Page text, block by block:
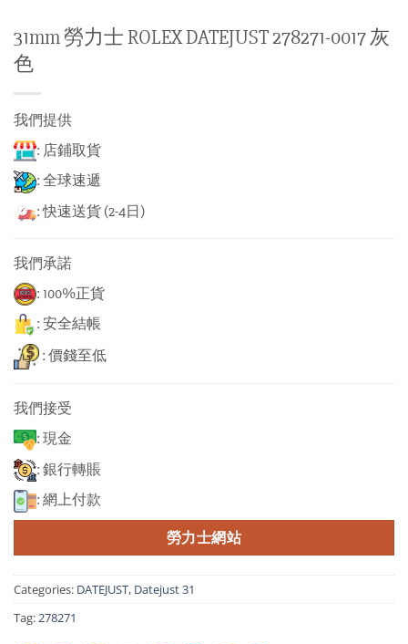
31mm 勞力士 ROLEX DATEJUST 278271-0017 灰
色
我們提供
: 店鋪取貨
: 全球速遞
: 快速送貨 (2-4日)
我們承諾
: 100%正貨
: 安全結帳
: 價錢至低
我們接受
: 現金
: 銀行轉賬
: 網上付款
勞力士網站
Categories: DATEJUST, Datejust 31
Tag:278271